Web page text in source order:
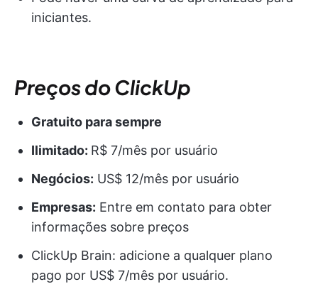
iniciantes.
Preços do ClickUp
Gratuito para sempre
Ilimitado: R$ 7/mês por usuário
Negócios: US$ 12/mês por usuário
Empresas: Entre em contato para obter
informações sobre preços
ClickUp Brain: adicione a qualquer plano
pago por US$ 7/mês por usuário.